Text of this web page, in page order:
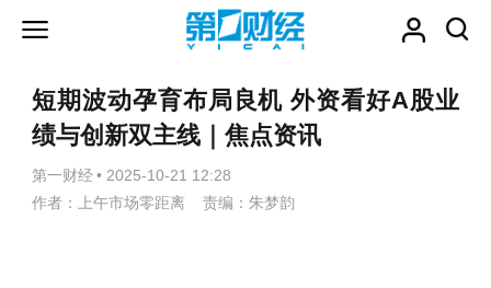
短期波动孕育布局良机 外资看好A股业
绩与创新双主线｜焦点资讯
第一财经 • 2025-10-21 12:28
作者：上午市场零距离 责编：朱梦韵